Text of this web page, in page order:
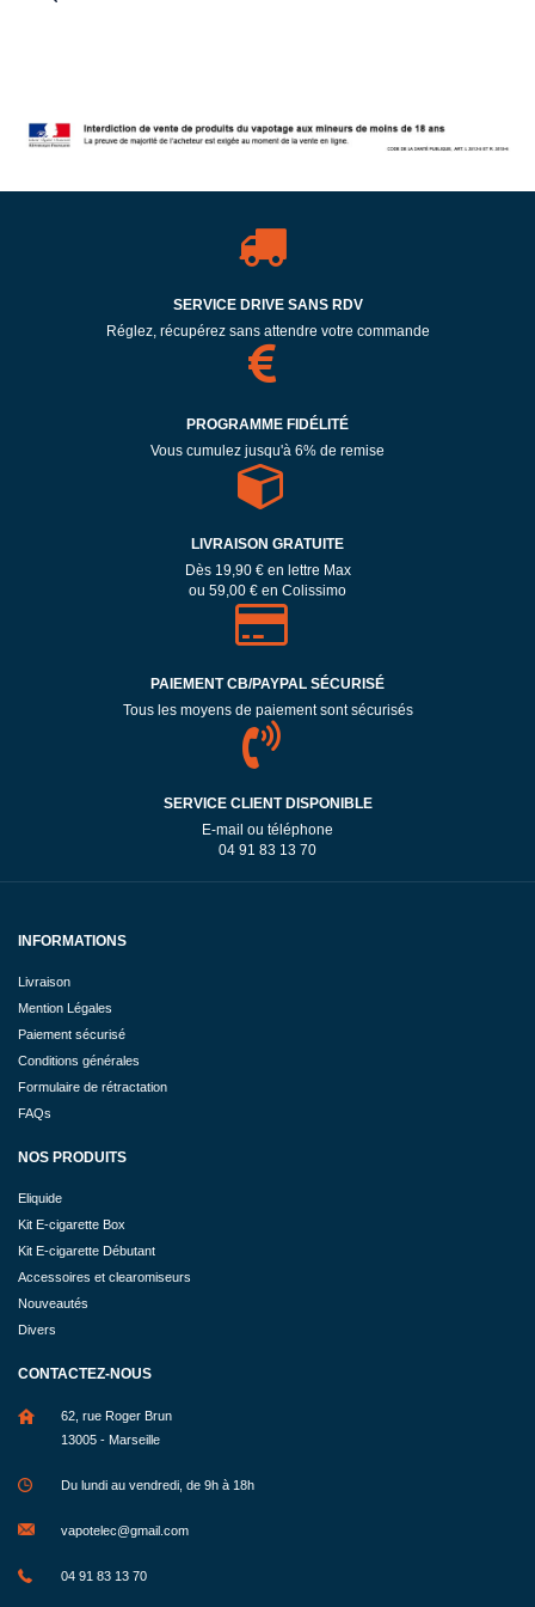
SERVICE DRIVE SANS RDV
Réglez, récupérez sans attendre votre commande
PROGRAMME FIDÉLITÉ
Vous cumulez jusqu'à 6% de remise
LIVRAISON GRATUITE
Dès 19,90 € en lettre Max
ou 59,00 € en Colissimo
PAIEMENT CB/PAYPAL SÉCURISÉ
Tous les moyens de paiement sont sécurisés
SERVICE CLIENT DISPONIBLE
E-mail ou téléphone
04 91 83 13 70
INFORMATIONS
Livraison
Mention Légales
Paiement sécurisé
Conditions générales
Formulaire de rétractation
FAQs
NOS PRODUITS
Eliquide
Kit E-cigarette Box
Kit E-cigarette Débutant
Accessoires et clearomiseurs
Nouveautés
Divers
CONTACTEZ-NOUS
62, rue Roger Brun
13005 - Marseille
Du lundi au vendredi, de 9h à 18h
vapotelec@gmail.com
04 91 83 13 70